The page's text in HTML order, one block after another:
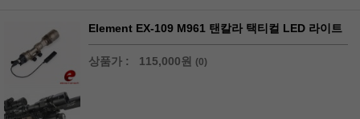
Element EX-109 M961 탠칼라 택티컬 LED 라이트
상품가 : 115,000원 (0)